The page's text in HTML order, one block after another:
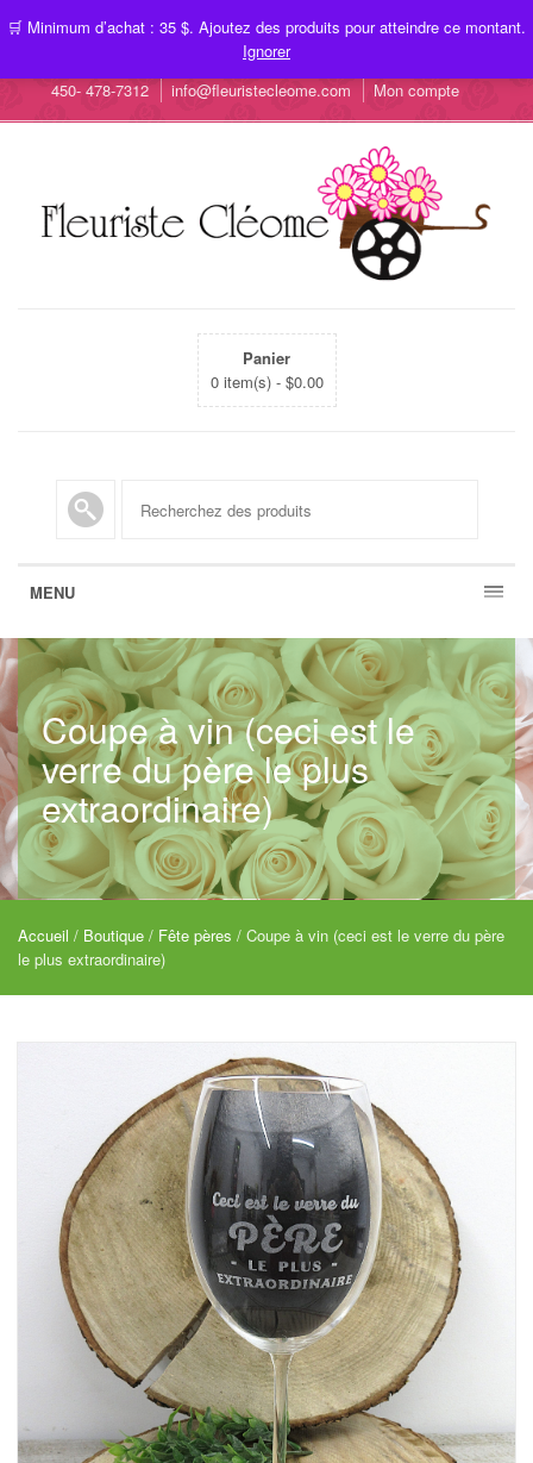
450- 478-7312 info@fleuristecleome.com Mon compte
Panier
0 item(s) - $0.00
MENU
Coupe à vin (ceci est le
verre du père le plus
extraordinaire)
Accueil / Boutique / Fête pères / Coupe à vin (ceci est le verre du père
le plus extraordinaire)
🛒 Minimum d’achat : 35 $. Ajoutez des produits pour atteindre ce montant.
Ignorer